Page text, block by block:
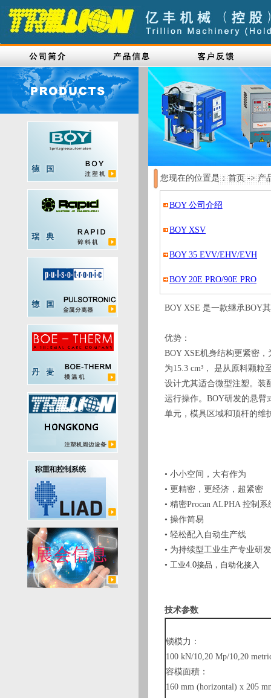
您现在的位置是：首页 -> 产
BOY 公司介绍
BOY XSV
BOY 35 EVV/EHV/EVH
BOY 20E PRO/90E PRO
BOY XSE 是一款继承BOY
优势：
BOY XSE机身结构更紧密
为15.3 cm³， 是从原料颗
设计尤其适合微型注塑。装
运行操作。BOY研发的悬臂
单元，模具区域和顶杆的维
• 小小空间，大有作为
• 更精密，更经济，超紧密
• 精密Procan ALPHA 控制系
• 操作简易
• 轻松配入自动生产线
• 为持续型工业生产专业研发
• 工业4.0接品，自动化接入
技术参数
锁模力：
100 kN/10,20 Mp/10,20
容模面積：
160 mm (horizontal) x 205